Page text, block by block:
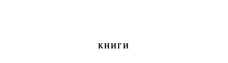
КНИГИ